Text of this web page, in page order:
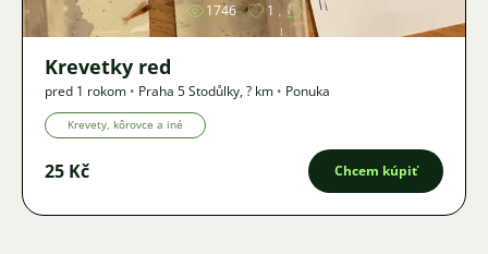
1746 1
Krevetky red
pred 1 rokom • Praha 5 Stodůlky,? km • Ponuka
Krevety, kôrovce a iné
25 Kč Chcem kúpiť